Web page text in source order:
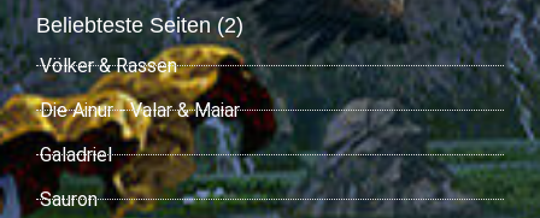
Beliebteste Seiten (2)
Völker & Rassen
Die Ainur - Valar & Maiar
Galadriel
Sauron